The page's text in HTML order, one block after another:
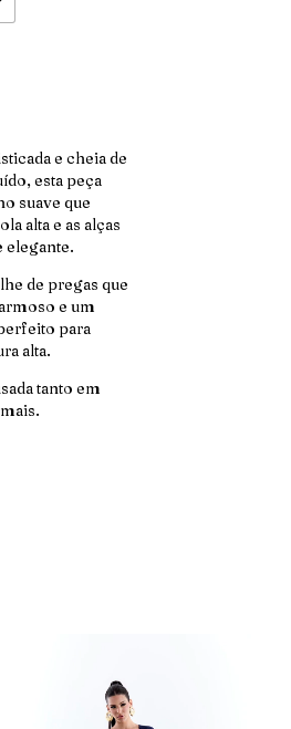
e cheia de
esta peça
suave que
alta e as alças
de pregas que
e um
para
alta.
tanto em